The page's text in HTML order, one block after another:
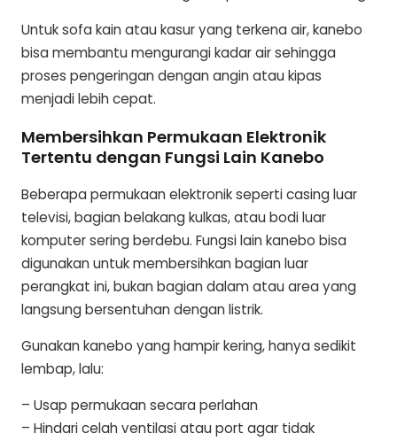
Untuk sofa kain atau kasur yang terkena air, kanebo
bisa membantu mengurangi kadar air sehingga
proses pengeringan dengan angin atau kipas
menjadi lebih cepat.
Membersihkan Permukaan Elektronik
Tertentu dengan Fungsi Lain Kanebo
Beberapa permukaan elektronik seperti casing luar
televisi, bagian belakang kulkas, atau bodi luar
komputer sering berdebu. Fungsi lain kanebo bisa
digunakan untuk membersihkan bagian luar
perangkat ini, bukan bagian dalam atau area yang
langsung bersentuhan dengan listrik.
Gunakan kanebo yang hampir kering, hanya sedikit
lembap, lalu:
– Usap permukaan secara perlahan
– Hindari celah ventilasi atau port agar tidak